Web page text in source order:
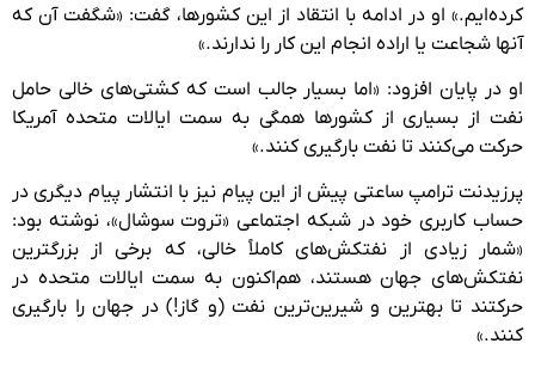
کرده‌ایم.» او در ادامه با انتقاد از این کشورها، گفت: «شگفت‌ آن که
آنها شجاعت یا اراده انجام این کار را ندارند.»
او در پایان افزود: «اما بسیار جالب است که کشتی‌های خالی حامل
نفت از بسیاری از کشورها همگی به سمت ایالات متحده آمریکا
حرکت می‌کنند تا نفت بارگیری کنند.»
پرزیدنت ترامپ ساعتی پیش از این پیام نیز با انتشار پیام دیگری در
حساب کاربری خود در شبکه اجتماعی «تروت سوشال»، نوشته بود:
«شمار زیادی از نفتکش‌های کاملاً خالی، که برخی از بزرگترین
نفتکش‌های جهان هستند، هم‌اکنون به سمت ایالات متحده در
حرکتند تا بهترین و شیرین‌ترین نفت (و گاز!) در جهان را بارگیری
کنند.»